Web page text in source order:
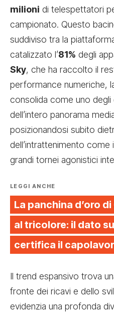
milioni di telespettatori
campionato. Questo
suddiviso tra la
catalizzato l’81% degli
Sky, che ha raccolto il
performance numeriche,
consolida come uno degli
dell’intero panorama
posizionandosi subito
dell’intrattenimento come
grandi tornei agonistici
LEGGI ANCHE
La panchina d’oro
al tricolore: il dato
certifica il
Il trend espansivo trova
fronte dei ricavi e dello
evidenzia una profonda